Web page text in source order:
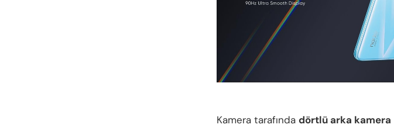
Kamera tarafında dörtlü arka kamera